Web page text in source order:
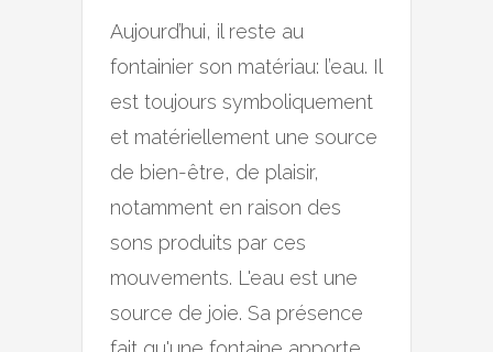
Aujourd’hui, il reste au
fontainier son matériau: l’eau. Il
est toujours symboliquement
et matériellement une source
de bien-être, de plaisir,
notamment en raison des
sons produits par ces
mouvements. L'eau est une
source de joie. Sa présence